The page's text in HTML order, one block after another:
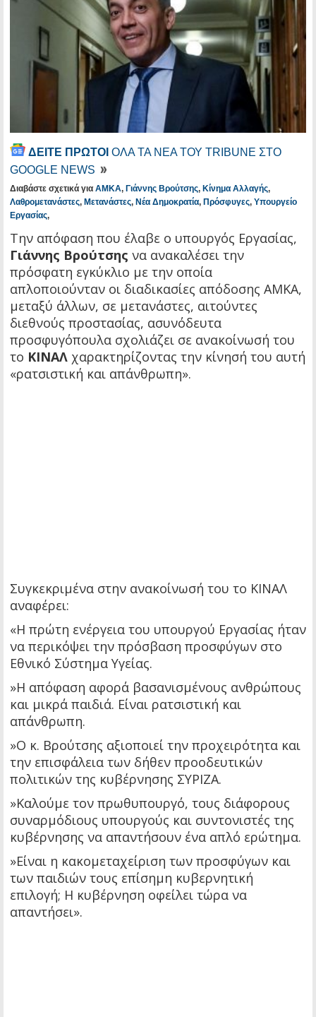
ΔΕΙΤΕ ΠΡΩΤΟΙ ΟΛΑ ΤΑ ΝΕΑ ΤΟΥ TRIBUNE ΣΤΟ
GOOGLE NEWS
Διαβάστε σχετικά για ΑΜΚΑ, Γιάννης Βρούτσης, Κίνημα Αλλαγής,
Λαθρομετανάστες, Μετανάστες, Νέα Δημοκρατία, Πρόσφυγες, Υπουργείο
Εργασίας,
Την απόφαση που έλαβε ο υπουργός Εργασίας,
Γιάννης Βρούτσης να ανακαλέσει την
πρόσφατη εγκύκλιο με την οποία
απλοποιούνταν οι διαδικασίες απόδοσης ΑΜΚΑ,
μεταξύ άλλων, σε μετανάστες, αιτούντες
διεθνούς προστασίας, ασυνόδευτα
προσφυγόπουλα σχολιάζει σε ανακοίνωσή του
το ΚΙΝΑΛ χαρακτηρίζοντας την κίνησή του αυτή
«ρατσιστική και απάνθρωπη».
Συγκεκριμένα στην ανακοίνωσή του το ΚΙΝΑΛ
αναφέρει:
«Η πρώτη ενέργεια του υπουργού Εργασίας ήταν
να περικόψει την πρόσβαση προσφύγων στο
Εθνικό Σύστημα Υγείας.
»Η απόφαση αφορά βασανισμένους ανθρώπους
και μικρά παιδιά. Είναι ρατσιστική και
απάνθρωπη.
»Ο κ. Βρούτσης αξιοποιεί την προχειρότητα και
την επισφάλεια των δήθεν προοδευτικών
πολιτικών της κυβέρνησης ΣΥΡΙΖΑ.
»Καλούμε τον πρωθυπουργό, τους διάφορους
συναρμόδιους υπουργούς και συντονιστές της
κυβέρνησης να απαντήσουν ένα απλό ερώτημα.
»Είναι η κακομεταχείριση των προσφύγων και
των παιδιών τους επίσημη κυβερνητική
επιλογή; Η κυβέρνηση οφείλει τώρα να
απαντήσει».